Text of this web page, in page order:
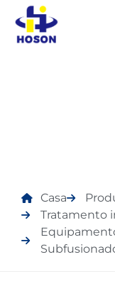
Casa
Tratamento